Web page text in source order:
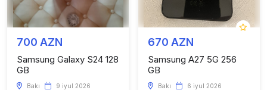
700 AZN
Samsung Galaxy S24 128
GB
Bakı 9 iyul 2026
670 AZN
Samsung A27 5G 256
GB
Bakı 6 iyul 2026